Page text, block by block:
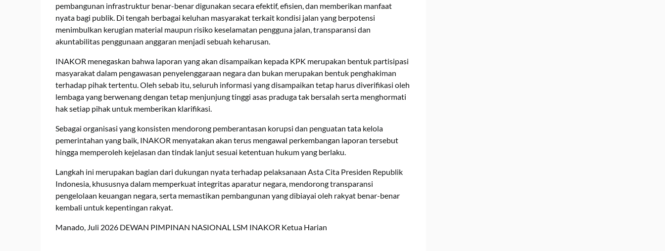
pembangunan infrastruktur benar-benar digunakan secara efektif, efisien, dan memberikan manfaat
nyata bagi publik. Di tengah berbagai keluhan masyarakat terkait kondisi jalan yang berpotensi
menimbulkan kerugian material maupun risiko keselamatan pengguna jalan, transparansi dan
akuntabilitas penggunaan anggaran menjadi sebuah keharusan.
INAKOR menegaskan bahwa laporan yang akan disampaikan kepada KPK merupakan bentuk partisipasi
masyarakat dalam pengawasan penyelenggaraan negara dan bukan merupakan bentuk penghakiman
terhadap pihak tertentu. Oleh sebab itu, seluruh informasi yang disampaikan tetap harus diverifikasi oleh
lembaga yang berwenang dengan tetap menjunjung tinggi asas praduga tak bersalah serta menghormati
hak setiap pihak untuk memberikan klarifikasi.
Sebagai organisasi yang konsisten mendorong pemberantasan korupsi dan penguatan tata kelola
pemerintahan yang baik, INAKOR menyatakan akan terus mengawal perkembangan laporan tersebut
hingga memperoleh kejelasan dan tindak lanjut sesuai ketentuan hukum yang berlaku.
Langkah ini merupakan bagian dari dukungan nyata terhadap pelaksanaan Asta Cita Presiden Republik
Indonesia, khususnya dalam memperkuat integritas aparatur negara, mendorong transparansi
pengelolaan keuangan negara, serta memastikan pembangunan yang dibiayai oleh rakyat benar-benar
kembali untuk kepentingan rakyat.
Manado, Juli 2026 DEWAN PIMPINAN NASIONAL LSM INAKOR Ketua Harian